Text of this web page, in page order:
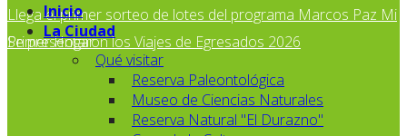
Llega el primer sorteo de lotes del programa Marcos Paz Mi
Primer Hogar
Se presentaron los Viajes de Egresados 2026
Inicio
La Ciudad
Qué visitar
Reserva Paleontológica
Museo de Ciencias Naturales
Reserva Natural "El Durazno"